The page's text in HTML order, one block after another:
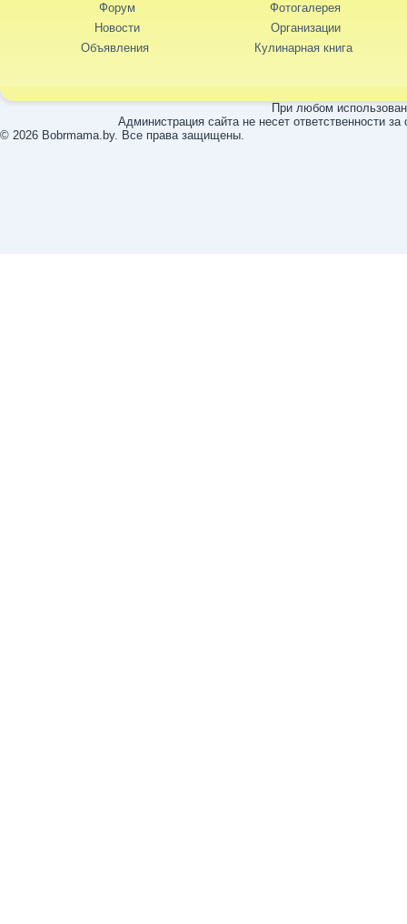
Форум
Новости
Объявления
Фотогалерея
Организации
Кулинарная книга
При любом
Администрация сайта не несет ответственности
© 2026 Bobrmama.by. Все права защищены.